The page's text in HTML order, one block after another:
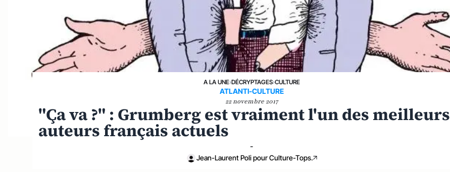
A LA UNE›DÉCRYPTAGES›CULTURE
ATLANTI-CULTURE
22 novembre 2017
"Ça va ?" : Grumberg est vraiment l'un des meilleurs
auteurs français actuels
-
Jean-Laurent Poli pour Culture-Tops.